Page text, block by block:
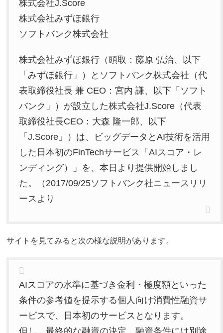
株式会社J.Score
株式会社みずほ銀行
ソフトバンク株式会社
株式会社みずほ銀行（頭取：藤原 弘治、以下
「みずほ銀行」）とソフトバンク株式会社（代
表取締役社長 兼 CEO：宮内 謙、以下「ソフト
バンク」）が設立した株式会社J.Score（代表
取締役社長CEO：大森 隆一郎、以下
「J.Score」）は、ビッグデータとAI技術を活用
した日本初のFinTechサービス「AIスコア・レ
ンディング）」を、本日より提供開始しまし
た。（2017/09/25ソフトバンク社ニュースリリ
ースより
サイトを見てみると次の様な説明があります。
AIスコアの水準に基づき金利・極度額といった
条件の参考値を提示する個人向け消費性融資サ
ービスで、日本初のサービスとなります。